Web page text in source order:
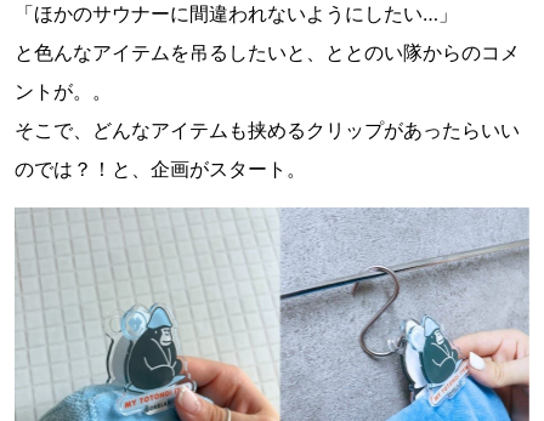
「ほかのサウナーに間違われないようにしたい…」
と色んなアイテムを吊るしたいと、ととのい隊からのコメ
ントが。。
そこで、どんなアイテムも挟めるクリップがあったらいい
のでは？！と、企画がスタート。